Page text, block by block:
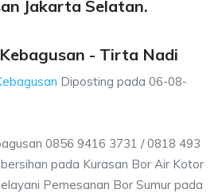
Jakarta Selatan.
- Tirta Nadi
Diposting pada 06-08-
0856 9416 3731 / 0818 493
pada Kurasan Bor Air Kotor
Pemesanan Bor Sumur pada